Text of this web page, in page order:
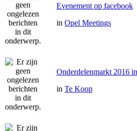
Evenement op facebook
in Opel Meetings
Onderdelenmarkt 2016
in Te Koop